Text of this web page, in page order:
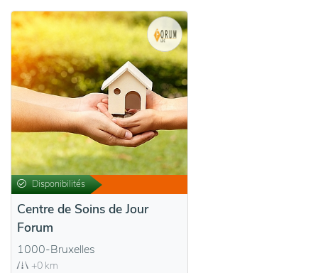
Disponibilités
Centre de Soins de Jour
Forum
1000-Bruxelles
+0 km